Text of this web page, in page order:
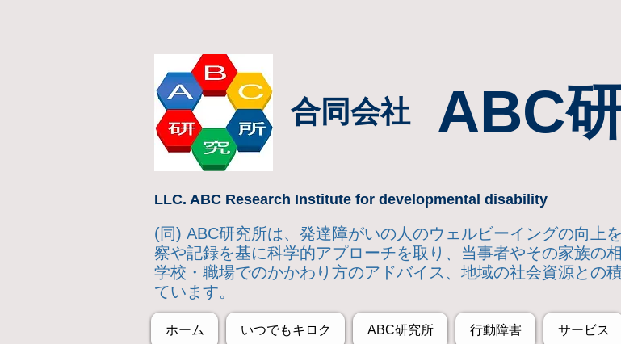
合同会社 ABC
LLC. ABC Research Institute for developmental disability
(同) ABC研究所は、発達障がいの人のウェルビーイングの向上
察や記録を基に科学的アプローチを取り 、当事者やその家族の
学校・職場でのかかわり方のアドバイス、地域の社会資源との
ています。
ホーム いつでもキロク ABC研究所 行動障害 サービス